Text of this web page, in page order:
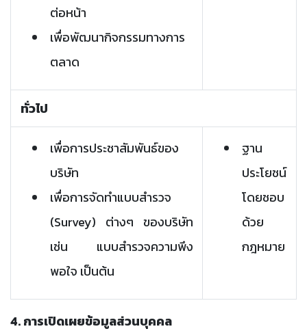
ต่อหน้า
เพื่อพัฒนากิจกรรมทางการ
ตลาด
ทั่วไป
เพื่อการประชาสัมพันธ์ของ
บริษัท
เพื่อการจัดทำแบบสำรวจ
(Survey) ต่างๆ ของบริษัท
เช่น แบบสำรวจความพึง
พอใจ เป็นต้น
ฐาน
ประโยชน์
โดยชอบ
ด้วย
กฎหมาย
4. การเปิดเผยข้อมูลส่วนบุคคล